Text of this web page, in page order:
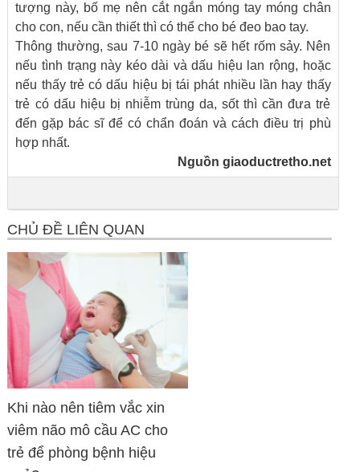
tượng này, bố mẹ nên cắt ngắn móng tay móng chân
cho con, nếu cần thiết thì có thể cho bé đeo bao tay.
Thông thường, sau 7-10 ngày bé sẽ hết rốm sảy. Nên
nếu tình trạng này kéo dài và dấu hiệu lan rộng, hoặc
nếu thấy trẻ có dấu hiệu bị tái phát nhiều lần hay thấy
trẻ có dấu hiệu bị nhiễm trùng da, sốt thì cần đưa trẻ
đến gặp bác sĩ để có chẩn đoán và cách điều trị phù
hợp nhất.
Nguồn giaoductretho.net
CHỦ ĐỀ LIÊN QUAN
Khi nào nên tiêm vắc xin
viêm não mô cầu AC cho
trẻ để phòng bệnh hiệu